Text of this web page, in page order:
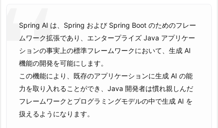
Spring AI は、Spring および Spring Boot のためのフレー
ムワーク拡張であり、エンタープライズ Java アプリケー
ションの事実上の標準フレームワークにおいて、生成 AI
機能の開発を可能にします。
この機能により、既存のアプリケーションに生成 AI の能
力を取り入れることができ、Java 開発者は慣れ親しんだ
フレームワークとプログラミングモデルの中で生成 AI を
扱えるようになります。